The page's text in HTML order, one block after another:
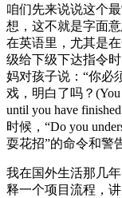
咱们先来说说这个最
想，这不就是字面
在英语里，尤其是
级给下级下达指令
妈对孩子说：“你必
戏，明白了吗？(You
until you have
时候，“Do you
耍花招”的命令和警
我在国外生活那几
释一个项目流程，